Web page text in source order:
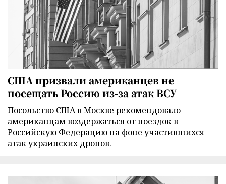
США призвали американцев не
посещать Россию из-за атак ВСУ
Посольство США в Москве рекомендовало
американцам воздержаться от поездок в
Российскую Федерацию на фоне участившихся
атак украинских дронов.